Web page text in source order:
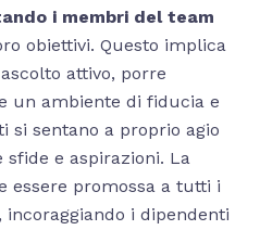
i membri del team
obiettivi. Questo implica
attivo, porre
un ambiente di fiducia e
si sentano a proprio agio
e aspirazioni. La
essere promossa a tutti i
incoraggiando i dipendenti